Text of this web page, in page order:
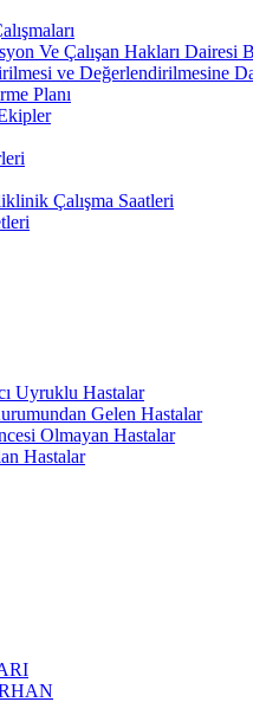
Ve Çalışan Hakları Dairesi
ve Değerlendirilmesine
Planı
Çalışma Saatleri
Uyruklu Hastalar
Gelen Hastalar
Olmayan Hastalar
Hastalar